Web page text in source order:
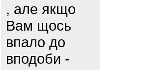
, але якщо
Вам щось
впало до
вподоби -